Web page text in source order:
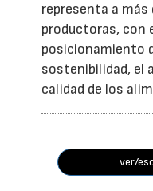
representa a
productoras, con
posicionamiento
sostenibilidad, el
calidad de los
ver/